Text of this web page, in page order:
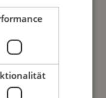
aus 4
Konzentration.